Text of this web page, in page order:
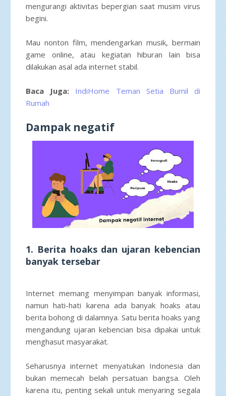
mengurangi aktivitas bepergian saat musim virus
begini.
Mau nonton film, mendengarkan musik, bermain
game online, atau kegiatan hiburan lain bisa
dilakukan asal ada internet stabil.
Baca Juga:
IndiHome Teman Setia Bumil di
Rumah
Dampak negatif
1. Berita hoaks dan ujaran kebencian
banyak tersebar
Internet memang menyimpan banyak informasi,
namun hati-hati karena ada banyak hoaks atau
berita bohong di dalamnya. Satu berita hoaks yang
mengandung ujaran kebencian bisa dipakai untuk
menghasut masyarakat.
Seharusnya internet menyatukan Indonesia dan
bukan memecah belah persatuan bangsa. Oleh
karena itu, penting sekali untuk menyaring segala